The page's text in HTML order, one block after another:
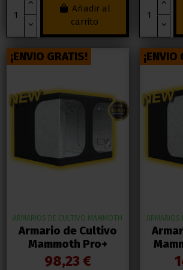
Añadir al
carrito
¡ENVIO GRATIS!
ARMARIOS DE CULTIVO MAMMOTH
Armario de Cultivo
Mammoth Pro+
98,23 €
¡ENVIO
ARMARIOS